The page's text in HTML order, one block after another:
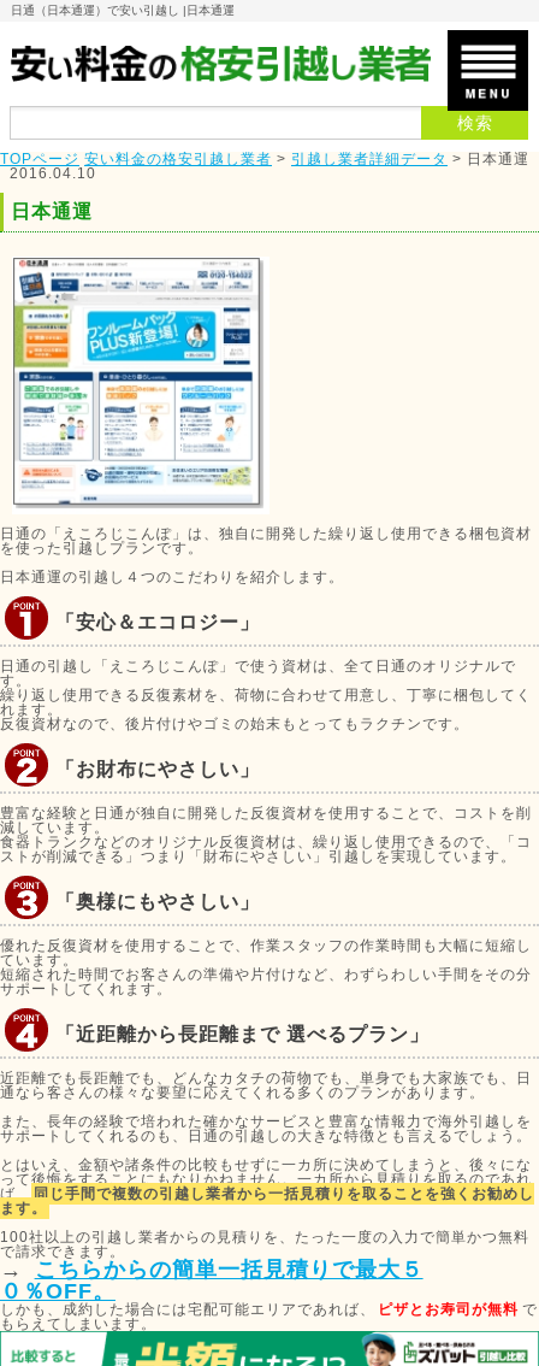
日通（日本通運）で安い引越し |日本通運
TOPページ 安い料金の格安引越し業者 > 引越し業者詳細データ > 日本通運
2016.04.10
日本通運
日通の「えころじこんぽ」は、独自に開発した繰り返し使用できる梱包資材
を使った引越しプランです。
日本通運の引越し４つのこだわりを紹介します。
「安心＆エコロジー」
日通の引越し「えころじこんぽ」で使う資材は、全て日通のオリジナルで
す。
繰り返し使用できる反復素材を、荷物に合わせて用意し、丁寧に梱包してく
れます。
反復資材なので、後片付けやゴミの始末もとってもラクチンです。
「お財布にやさしい」
豊富な経験と日通が独自に開発した反復資材を使用することで、コストを削
減しています。
食器トランクなどのオリジナル反復資材は、繰り返し使用できるので、「コ
ストが削減できる」つまり「財布にやさしい」引越しを実現しています。
「奥様にもやさしい」
優れた反復資材を使用することで、作業スタッフの作業時間も大幅に短縮し
ています。
短縮された時間でお客さんの準備や片付けなど、わずらわしい手間をその分
サポートしてくれます。
「近距離から長距離まで 選べるプラン」
近距離でも長距離でも、どんなカタチの荷物でも、単身でも大家族でも、日
通なら客さんの様々な要望に応えてくれる多くのプランがあります。
また、長年の経験で培われた確かなサービスと豊富な情報力で海外引越しを
サポートしてくれるのも、日通の引越しの大きな特徴とも言えるでしょう。
とはいえ、金額や諸条件の比較もせずに一カ所に決めてしまうと、後々にな
って後悔をすることにもなりかねません。一カ所から見積りを取るのであれ
ば、 同じ手間で複数の引越し業者から一括見積りを取ることを強くお勧めし
ます。
100社以上の引越し業者からの見積りを、たった一度の入力で簡単かつ無料
で請求できます。
→
こちらからの簡単一括見積りで最大５
０％OFF。
しかも、成約した場合には宅配可能エリアであれば、 ピザとお寿司が無料 で
もらえてしまいます。